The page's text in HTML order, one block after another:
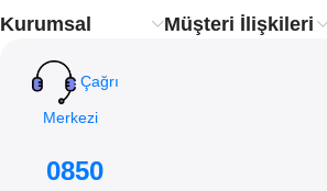
Kurumsal Müşteri İlişkileri
Çağrı
Merkezi
0850